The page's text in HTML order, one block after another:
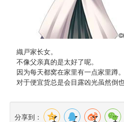
織戸家长女。
不像父亲真的是太好了呢。
因为每天都窝在家里有一点家里蹲。
对于便宜货总是会目露凶光虽然倒
分享到：